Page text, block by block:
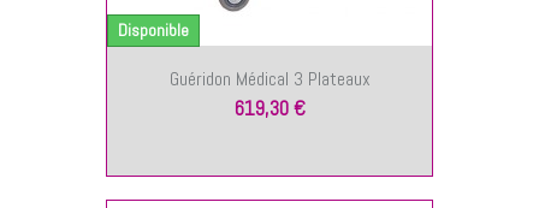
Guéridon Médical 3 Plateaux
619,30 €
Disponible